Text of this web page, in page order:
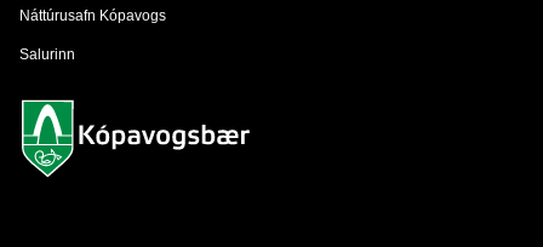
Náttúrusafn Kópavogs
Salurinn